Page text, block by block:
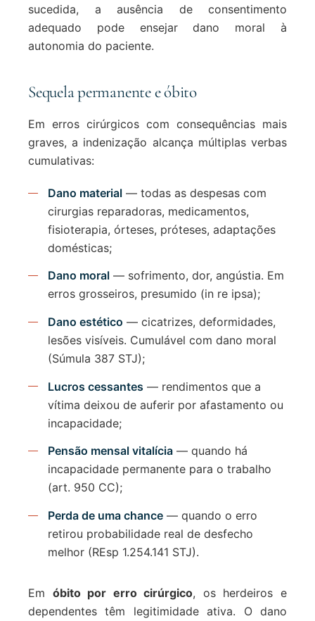
sucedida, a ausência de consentimento
adequado pode ensejar dano moral à
autonomia do paciente.
Sequela permanente e óbito
Em erros cirúrgicos com consequências mais
graves, a indenização alcança múltiplas verbas
cumulativas:
Dano material — todas as despesas com
cirurgias reparadoras, medicamentos,
fisioterapia, órteses, próteses, adaptações
domésticas;
Dano moral — sofrimento, dor, angústia. Em
erros grosseiros, presumido (in re ipsa);
Dano estético — cicatrizes, deformidades,
lesões visíveis. Cumulável com dano moral
(Súmula 387 STJ);
Lucros cessantes — rendimentos que a
vítima deixou de auferir por afastamento ou
incapacidade;
Pensão mensal vitalícia — quando há
incapacidade permanente para o trabalho
(art. 950 CC);
Perda de uma chance — quando o erro
retirou probabilidade real de desfecho
melhor (REsp 1.254.141 STJ).
Em óbito por erro cirúrgico, os herdeiros e
dependentes têm legitimidade ativa. O dano